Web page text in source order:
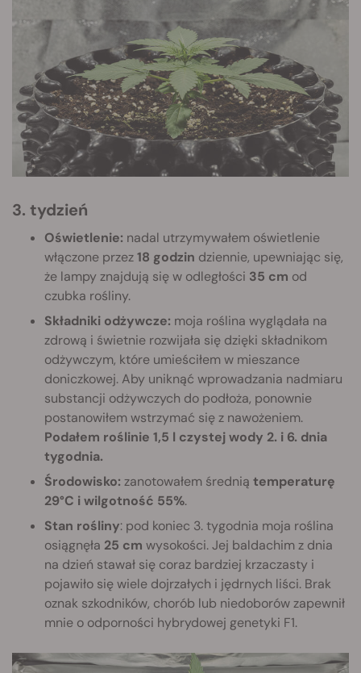
3. tydzień
Oświetlenie: nadal utrzymywałem oświetlenie
włączone przez18 godzin dziennie, upewniając się,
że lampy znajdują się w odległości 35 cm od
czubka rośliny.
Składniki odżywcze: moja roślina wyglądała na
zdrową i świetnie rozwijała się dzięki składnikom
odżywczym, które umieściłem w mieszance
doniczkowej. Aby uniknąć wprowadzania nadmiaru
substancji odżywczych do podłoża, ponownie
postanowiłem wstrzymać się z nawożeniem.
Podałem roślinie 1,5 l czystej wody 2. i 6. dnia
tygodnia.
Środowisko: zanotowałem średnią temperaturę
29°C i wilgotność 55%.
Stan rośliny: pod koniec 3. tygodnia moja roślina
osiągnęła 25 cm wysokości. Jej baldachim z dnia
na dzień stawał się coraz bardziej krzaczasty i
pojawiło się wiele dojrzałych i jędrnych liści. Brak
oznak szkodników, chorób lub niedoborów zapewnił
mnie o odporności hybrydowej genetyki F1.